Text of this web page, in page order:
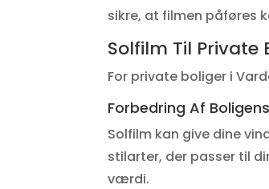
sikre, at filmen påføres
Solfilm Til Private
For private boliger i
Forbedring Af
Solfilm kan give dine
stilarter, der passer til
værdi.